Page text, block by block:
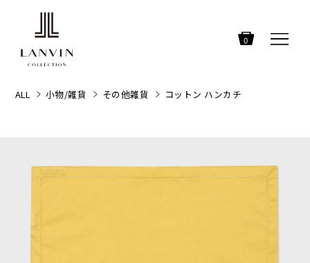
0
ALL 小物/雑貨 その他雑貨 コットン ハンカチ